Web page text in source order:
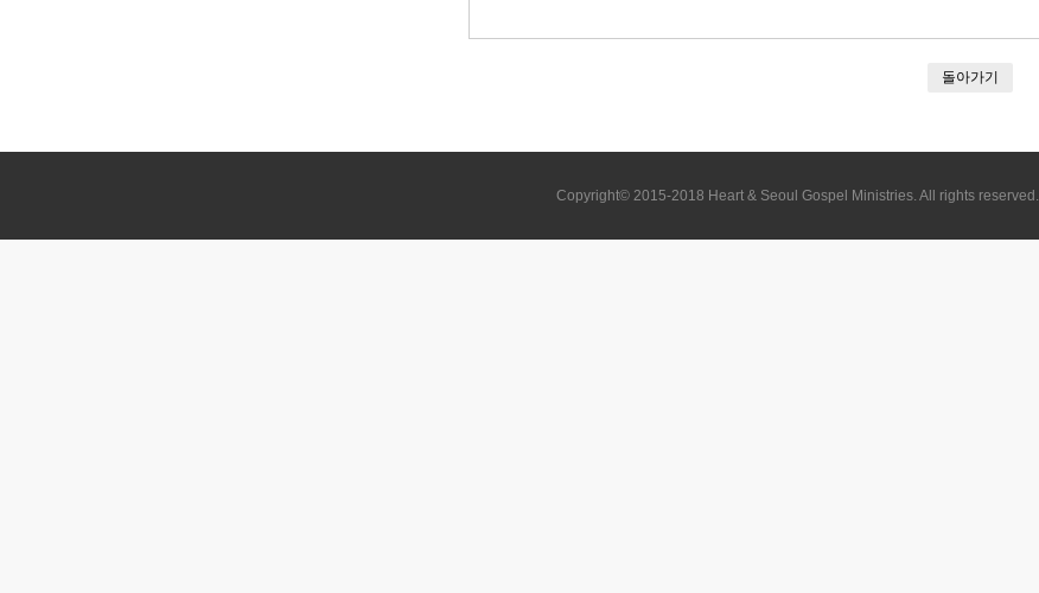
돌아가기
Copyright© 2015-2018 Heart & Seoul Gospel Ministries. All rights reserved.